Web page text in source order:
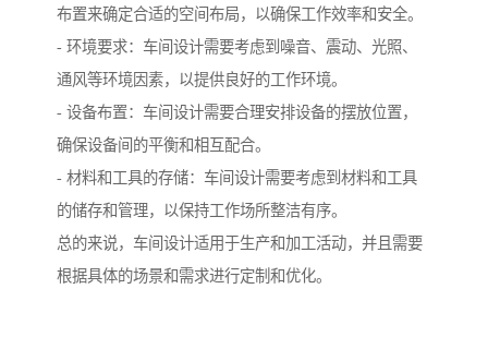
布置来确定合适的空间布局，以确保工作效率和安全。
- 环境要求：车间设计需要考虑到噪音、震动、光照、
通风等环境因素，以提供良好的工作环境。
- 设备布置：车间设计需要合理安排设备的摆放位置，
确保设备间的平衡和相互配合。
- 材料和工具的存储：车间设计需要考虑到材料和工具
的储存和管理，以保持工作场所整洁有序。
总的来说，车间设计适用于生产和加工活动，并且需要
根据具体的场景和需求进行定制和优化。